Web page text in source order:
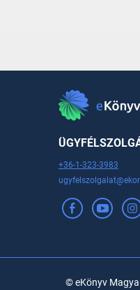
+36-1-323-3983
© eKönyv